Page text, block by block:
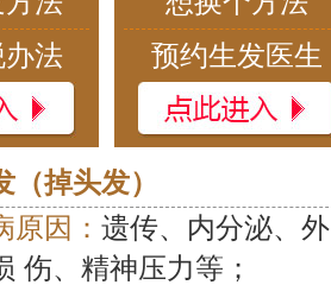
法
预约生发医生
（掉头发）
原因：遗传、内分泌、外
伤、精神压力等；